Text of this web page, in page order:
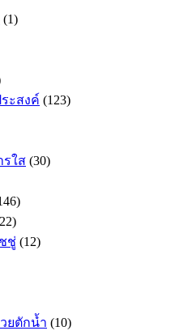
(1)
ะสงค์ (123)
รใส (30)
ชู่ (12)
ยตักน้ำ (10)